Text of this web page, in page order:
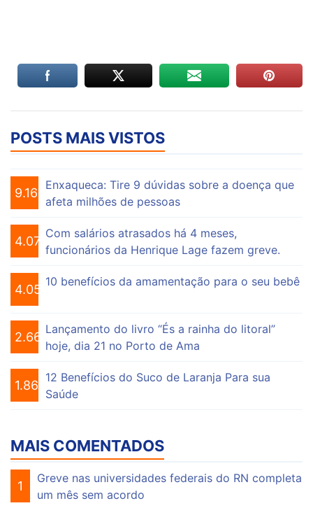
POSTS MAIS VISTOS
9.161
Enxaqueca: Tire 9 dúvidas sobre a doença que
afeta milhões de pessoas
4.076
Com salários atrasados há 4 meses,
funcionários da Henrique Lage fazem greve.
4.056
10 benefícios da amamentação para o seu bebê
2.664
Lançamento do livro “És a rainha do litoral”
hoje, dia 21 no Porto de Ama
1.865
12 Benefícios do Suco de Laranja Para sua
Saúde
MAIS COMENTADOS
1
Greve nas universidades federais do RN completa
um mês sem acordo